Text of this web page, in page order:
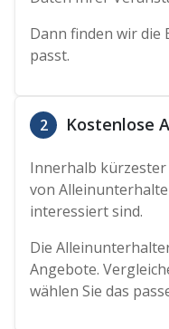
Dann finden wir die
passt.
2 Kostenlose
Innerhalb
von
interessiert sind.
Die
Angebote.
wählen Sie das